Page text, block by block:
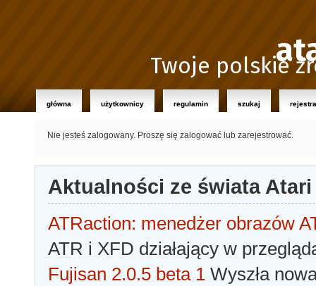
Twoje polskie
główna użytkownicy regulamin szukaj
Nie jesteś zalogowany. Proszę się zalogować lub zarejestrować.
Aktualności ze świata Atari
ATRaction: menedżer obrazów
ATR i XFD działający w
Fujisan 2.0.5 beta 1 Wyszła